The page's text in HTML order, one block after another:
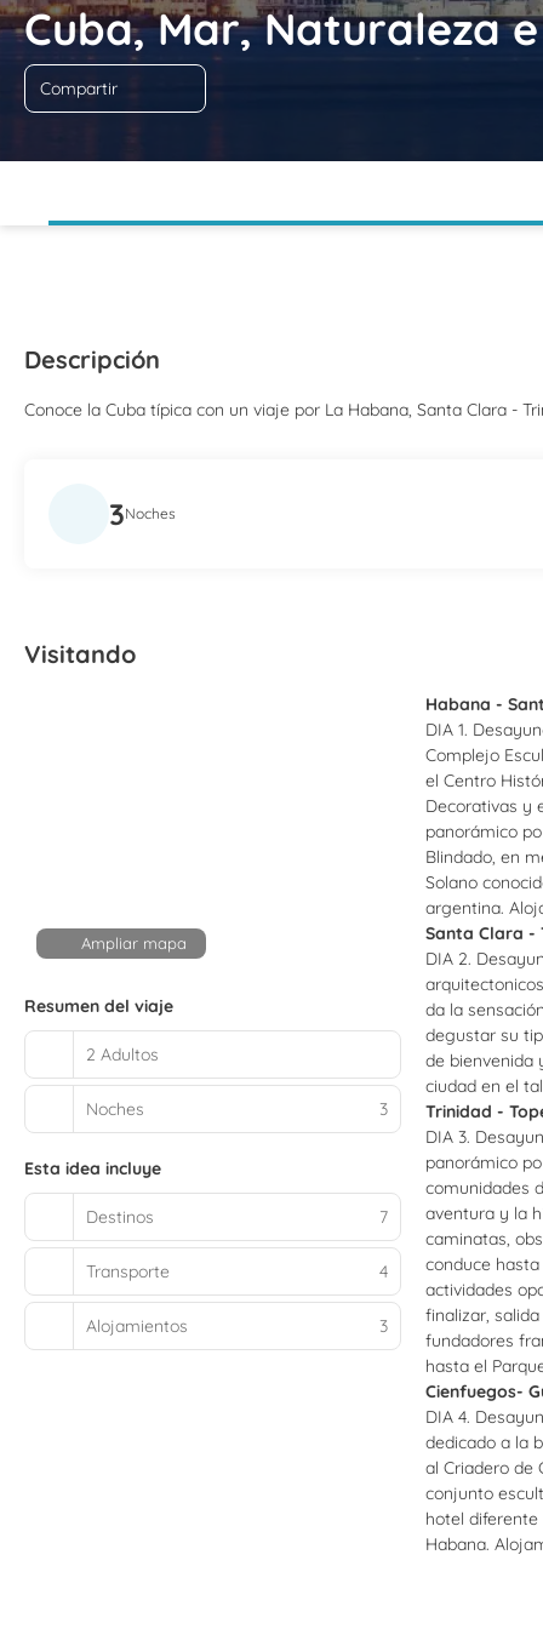
Cuba, Mar, Naturaleza
Compartir
Descripción
Conoce la Cuba típica con un viaje por La Habana, Santa Clara -
3Noches
Visitando
Ampliar mapa
Resumen del viaje
2 Adultos
Noches 3
Esta idea incluye
Destinos 7
Transporte 4
Alojamientos 3
Habana -
DIA 1.
Complejo
el Centro
Decorativas y
panorámico
Blindado, en
Solano
argentina.
Santa Clara -
DIA 2.
da la
degustar su
de bienvenida
ciudad en el
Trinidad -
DIA 3.
panorámico
comunidades
aventura y la
caminatas,
conduce
actividades
finalizar,
fundadores
hasta el
Cienfuegos-
DIA 4.
dedicado a la
al Criadero de
conjunto
hotel
Habana.